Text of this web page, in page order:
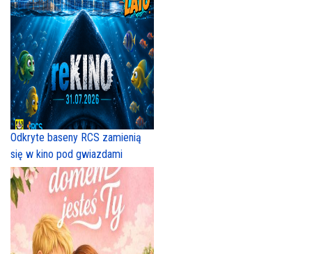
Odkryte baseny RCS zamienią
się w kino pod gwiazdami